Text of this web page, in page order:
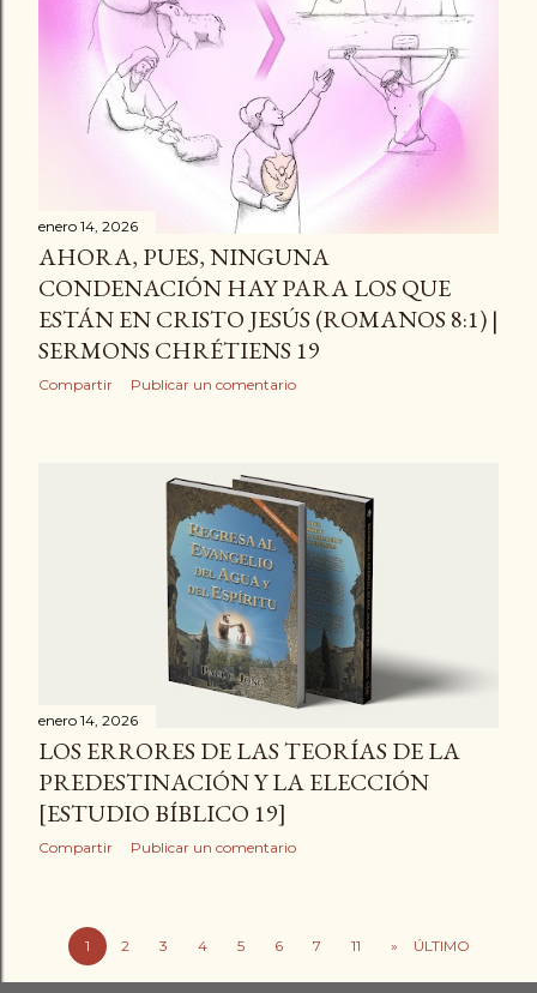
enero 14, 2026
AHORA, PUES, NINGUNA
CONDENACIÓN HAY PARA LOS QUE
ESTÁN EN CRISTO JESÚS (ROMANOS 8:1) |
SERMONS CHRÉTIENS 19
Compartir Publicar un comentario
enero 14, 2026
LOS ERRORES DE LAS TEORÍAS DE LA
PREDESTINACIÓN Y LA ELECCIÓN
[ESTUDIO BÍBLICO 19]
Compartir Publicar un comentario
1 2 3 4 5 6 7 11 » ÚLTIMO